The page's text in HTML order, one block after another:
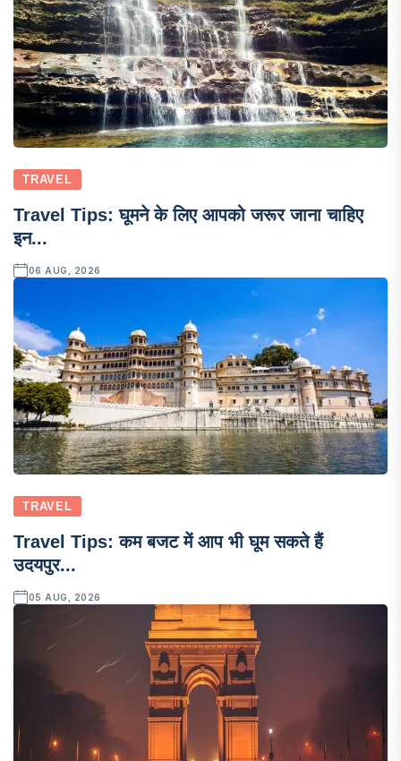
TRAVEL
Travel Tips: घूमने के लिए आपको जरूर जाना चाहिए
इन...
06 AUG, 2026
TRAVEL
Travel Tips: कम बजट में आप भी घूम सकते हैं
उदयपुर...
05 AUG, 2026